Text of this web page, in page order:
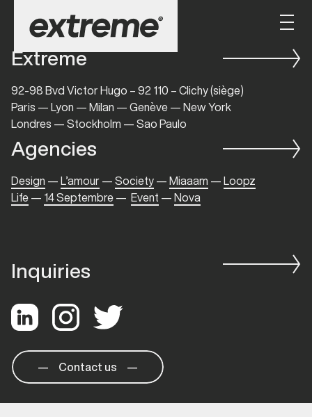
Extreme
92-98 Bvd Victor Hugo – 92 110 – Clichy (siège)
Paris — Lyon — Milan — Genève — New York
Londres — Stockholm — Sao Paulo
Agencies
Design — L’amour — Society — Miaaam —
Loopz
Life — 14 Septembre — Event — Nova
Inquiries
Contact us